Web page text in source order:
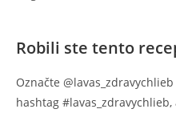
Robili ste tento
Označte
hashtag